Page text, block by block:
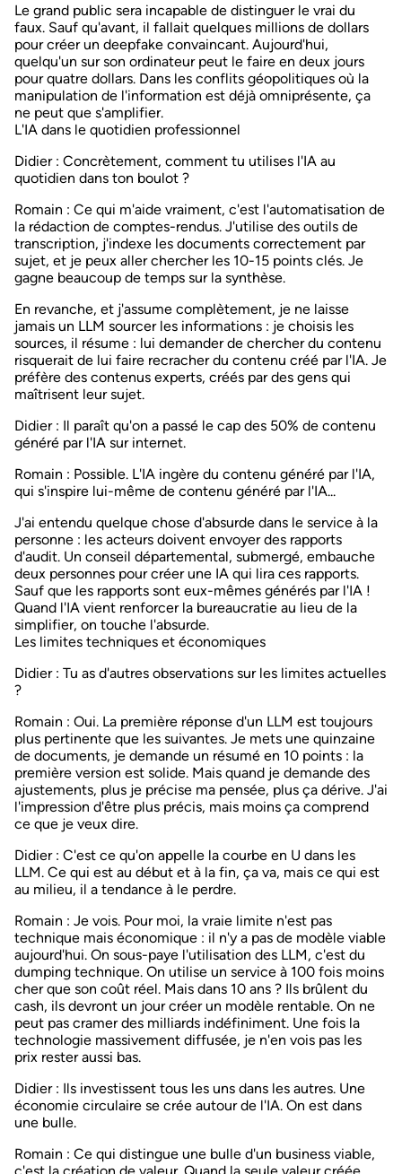
Le grand public sera incapable de distinguer le vrai du
faux. Sauf qu'avant, il fallait quelques millions de dollars
pour créer un deepfake convaincant. Aujourd'hui,
quelqu'un sur son ordinateur peut le faire en deux jours
pour quatre dollars. Dans les conflits géopolitiques où la
manipulation de l'information est déjà omniprésente, ça
ne peut que s'amplifier.
L'IA dans le quotidien professionnel
Didier: Concrètement, comment tu utilises l'IA au
quotidien dans ton boulot ?
Romain : Ce qui m'aide vraiment, c'est l'automatisation de
la rédaction de comptes-rendus. J'utilise des outils de
transcription, j'indexe les documents correctement par
sujet, et je peux aller chercher les 10-15 points clés. Je
gagne beaucoup de temps sur la synthèse.
En revanche, et j'assume complètement, je ne laisse
jamais un LLM sourcer les informations : je choisis les
sources, il résume : lui demander de chercher du contenu
risquerait de lui faire recracher du contenu créé par l'IA. Je
préfère des contenus experts, créés par des gens qui
maîtrisent leur sujet.
Didier: Il paraît qu'on a passé le cap des 50% de contenu
généré par l'IA sur internet.
Romain : Possible. L'IA ingère du contenu généré par l'IA,
qui s'inspire lui-même de contenu généré par l'IA...
J'ai entendu quelque chose d'absurde dans le service à la
personne : les acteurs doivent envoyer des rapports
d'audit. Un conseil départemental, submergé, embauche
deux personnes pour créer une IA qui lira ces rapports.
Sauf que les rapports sont eux-mêmes générés par l'IA !
Quand l'IA vient renforcer la bureaucratie au lieu de la
simplifier, on touche l'absurde.
Les limites techniques et économiques
Didier: Tu as d'autres observations sur les limites actuelles
?
Romain : Oui. La première réponse d'un LLM est toujours
plus pertinente que les suivantes. Je mets une quinzaine
de documents, je demande un résumé en 10 points : la
première version est solide. Mais quand je demande des
ajustements, plus je précise ma pensée, plus ça dérive. J'ai
l'impression d'être plus précis, mais moins ça comprend
ce que je veux dire.
Didier: C'est ce qu'on appelle la courbe en U dans les
LLM. Ce qui est au début et à la fin, ça va, mais ce qui est
au milieu, il a tendance à le perdre.
Romain : Je vois. Pour moi, la vraie limite n'est pas
technique mais économique : il n'y a pas de modèle viable
aujourd'hui. On sous-paye l'utilisation des LLM, c'est du
dumping technique. On utilise un service à 100 fois moins
cher que son coût réel. Mais dans 10 ans ? Ils brûlent du
cash, ils devront un jour créer un modèle rentable. On ne
peut pas cramer des milliards indéfiniment. Une fois la
technologie massivement diffusée, je n'en vois pas les
prix rester aussi bas.
Didier: Ils investissent tous les uns dans les autres. Une
économie circulaire se crée autour de l'IA. On est dans
une bulle.
Romain : Ce qui distingue une bulle d'un business viable,